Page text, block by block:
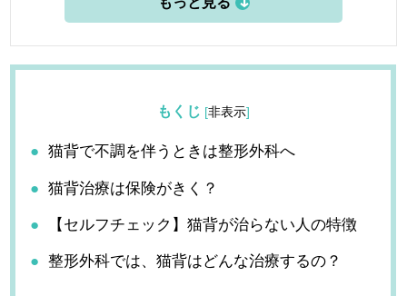
’08三楽病院整形外科他勤務
’13愛知医科大学学際的痛みセンター勤務
’15米国ペインマネジメント＆アンチエイジングセンター他研
’16フェリシティークリニック名古屋 開設
もくじ [非表示]
猫背で不調を伴うときは整形外科へ
猫背治療は保険がきく？
【セルフチェック】猫背が治らない人の特徴
整形外科では、猫背はどんな治療するの？